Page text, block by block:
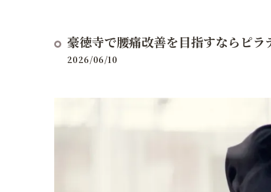
豪徳寺で腰痛改善を目指すならピ
2026/06/10